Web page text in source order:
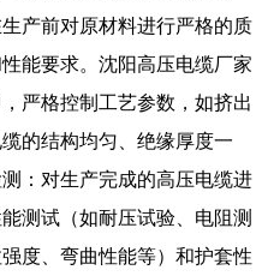
产前对原材料进行严格的质
能要求。沈阳高压电缆厂家
严格控制工艺参数，如挤出
的结构均匀、绝缘厚度一
：对生产完成的高压电缆进
测试（如耐压试验、电阻测
度、弯曲性能等）和护套性